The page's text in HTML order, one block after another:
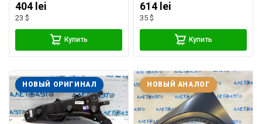
404 lei
23 $
Купить
614 lei
35 $
Купить
НОВЫЙ ОРИГИНАЛ НОВЫЙ АНАЛОГ